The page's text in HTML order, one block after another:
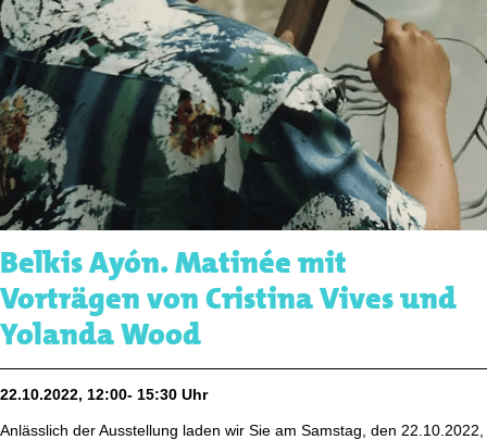
Belkis Ayón. Matinée mit
Vorträgen von Cristina Vives und
Yolanda Wood
22.10.2022, 12:00- 15:30 Uhr
Anlässlich der Ausstellung laden wir Sie am Samstag, den 22.10.2022,